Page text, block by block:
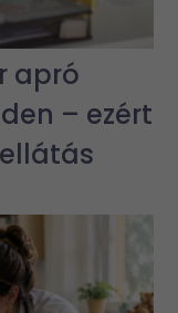
apró
– ezért